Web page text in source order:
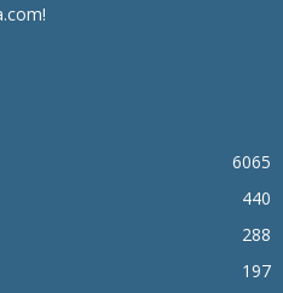
6065
440
288
197